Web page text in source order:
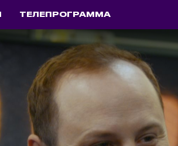
ТЕЛЕПРОГРАММА